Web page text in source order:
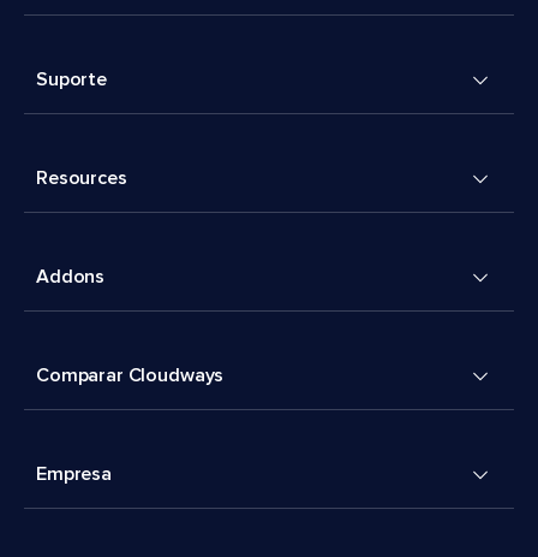
Suporte
Resources
Addons
Comparar Cloudways
Empresa